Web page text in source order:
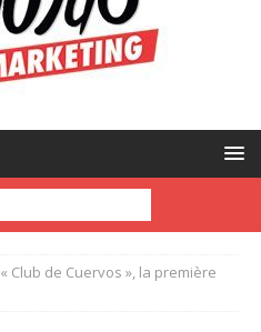
« Club de Cuervos », la première